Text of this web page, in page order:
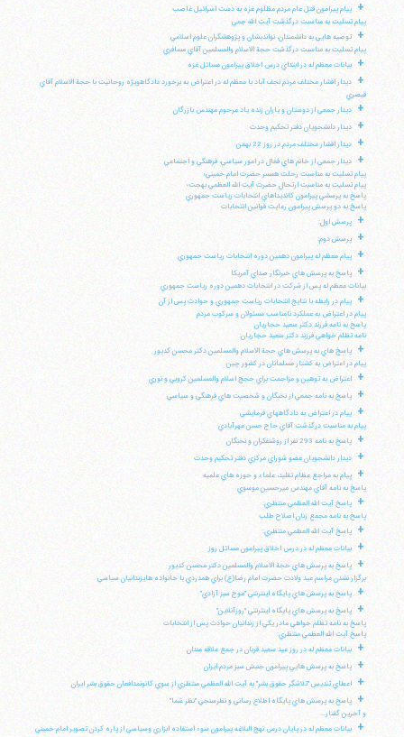
+
پيام پيرامون قتل عام مردم مظلوم غزه به دست اسرائيل غاصب
پيام تسليت به مناسبت درگذشت آيت الله جمي
+
توصيه هايي به دانشمندان، نوانديشان و پژوهشگران علوم اسلامي
پيام تسليت به مناسبت درگذشت حجة الاسلام والمسلمين آقاي مسافري
+ بيانات معظم له در ابتداي درس اخلاق پيرامون مسائل غزه
+
ديدار اقشار مختلف مردم نجف آباد با معظم له در اعتراض به برخورد دادگاهويژه روحانيت با حجة الاسلام آقاي
قيصري
+ ديدار جمعي از دوستان و ياران زنده ياد مرحوم مهندس بازرگان
+ ديدار دانشجويان دفتر تحكيم وحدت
+ ديدار اقشار مختلف مردم در روز 22 بهمن
+
ديدار جمعي از خانم هاي فعال در امور سياسي، فرهنگي و اجتماعي
پيام تسليت به مناسبت رحلت همسر حضرت امام خميني؛
پيام تسليت به مناسبت ارتحال حضرت آيت الله العظمي بهجت؛
پاسخ به پرسشي پيرامون كانديداهاي انتخابات رياست جمهوري
پاسخ به دو پرسش پيرامون رعايت قوانين انتخابات
+ پرسش اول:
+ پرسش دوم:
+ پيام معظم له پيرامون دهمين دوره انتخابات رياست جمهوري
+
پاسخ به پرسش هاي خبرنگار صداي آمريكا
بيانات معظم له پس از شركت در انتخابات دهمين دوره رياست جمهوري
+
پيام در رابطه با نتايج انتخابات رياست جمهوري و حوادث پس از آن
پيام در اعتراض به عملكرد نامناسب مسئولان و سركوب مردم
پاسخ به نامه فرزند دكتر سعيد حجاريان
نامه تظلم خواهي فرزند دكتر سعيد حجاريان:
+
پاسخ هاي به پرسش هاي حجة الاسلام والمسلمين دكتر محسن كديور
پيام در اعتراض به كشتار مسلمانان در كشور چين
+ اعتراض به توهين و مزاحمت براي حجج اسلام والمسلمين كروبي و نوري
+ پاسخ به نامه جمعي از نخبگان و شخصيت هاي فرهنگي و سياسي
+
پيام در اعتراض به دادگاههاي فرمايشي
پيام به مناسبت درگذشت آقاي حاج حسن مهرآبادي
+ پاسخ به نامه 293 نفر از روشنفكران و نخبگان
+ ديدار دانشجويان عضو شوراي مركزي دفتر تحكيم وحدت
+
پيام به مراجع عظام تقليد، علماء و حوزه هاي علميه
پاسخ به نامه آقاي مهندس ميرحسين موسوي
+
پاسخ آيت الله العظمي منتظري:
پاسخ به نامه مجمع زنان اصلاح طلب
+ پاسخ آيت الله العظمي منتظري:
+ بيانات معظم له در درس اخلاق پيرامون مسائل روز
+
پاسخ به پرسش هاي حجة الاسلام والمسلمين دكتر محسن كديور
برگزار نشدن مراسم عيد ولادت حضرت امام رضا(ع) براي همدردي با خانواده هايزندانيان سياسي
+ پاسخ به پرسش هاي پايگاه اينترنتي "موج سبز آزادي"
+
پاسخ به پرسش هاي پايگاه اينترنتي "روزآنلاين"
پاسخ به نامه تظلم خواهي مادر يكي از زندانيان حوادث پس از انتخابات
پاسخ آيت الله العظمي منتظري:
+ بيانات معظم له در روز عيد سعيد قربان در جمع علاقه مندان
+ پاسخ به پرسش هايي پيرامون جنبش سبز مردم ايران
+ اعطاي تنديس "تلاشگر حقوق بشر" به آيت الله العظمي منتظري از سوي كانونمدافعان حقوق بشر ايران
+
پاسخ به پرسش هاي پايگاه اطلاع رساني و نظرسنجي "نظر شما"
و آخرين گفتار...
+ بيانات معظم له در پايان درس نهج البلاغه پيرامون سوء استفاده ابزاري وسياسي از پاره كردن تصوير امام خميني